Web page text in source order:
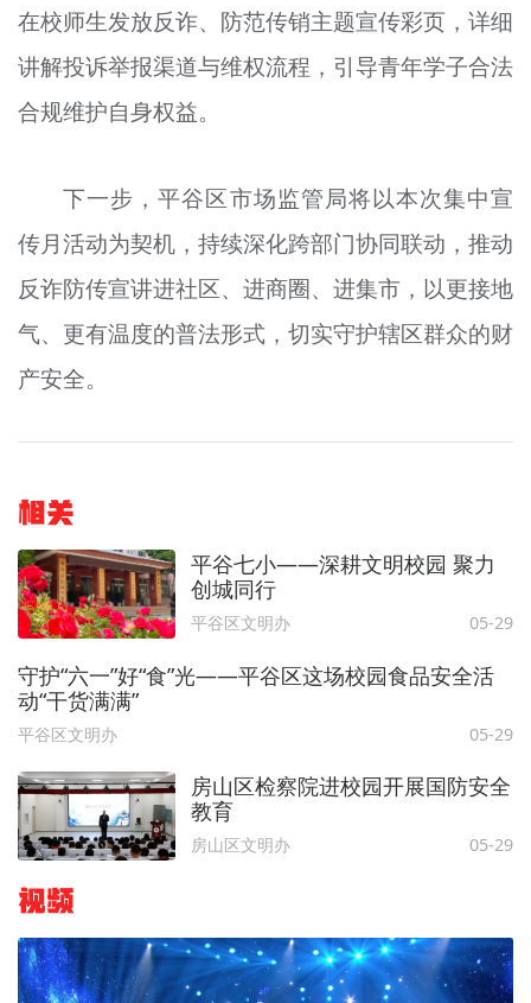
在校师生发放反诈、防范传销主题宣传彩页，详细
讲解投诉举报渠道与维权流程，引导青年学子合法
合规维护自身权益。
下一步，平谷区市场监管局将以本次集中宣
传月活动为契机，持续深化跨部门协同联动，推动
反诈防传宣讲进社区、进商圈、进集市，以更接地
气、更有温度的普法形式，切实守护辖区群众的财
产安全。
相关
平谷七小——深耕文明校园 聚力
创城同行
平谷区文明办 05-29
守护“六一”好“食”光——平谷区这场校园食品安全活
动“干货满满”
平谷区文明办 05-29
房山区检察院进校园开展国防安全
教育
房山区文明办 05-29
视频